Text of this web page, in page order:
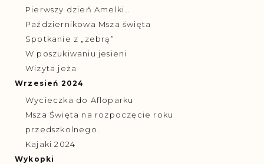
Pierwszy dzień Amelki…
Październikowa Msza święta
Spotkanie z „zebrą”
W poszukiwaniu jesieni
Wizyta jeża
Wrzesień 2024
Wycieczka do Afloparku
Msza Święta na rozpoczęcie roku
przedszkolnego.
Kajaki 2024
Wykopki